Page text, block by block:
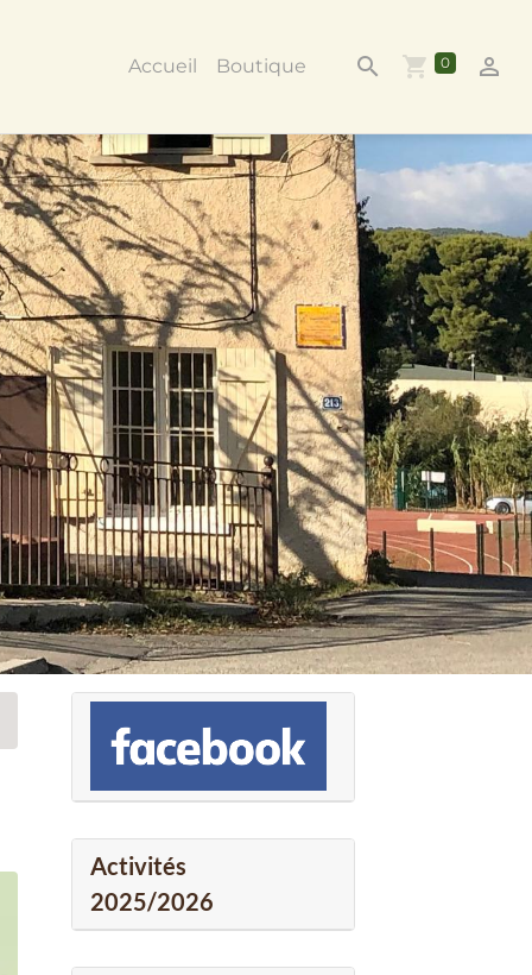
Accueil Boutique 0
Activités
2025/2026